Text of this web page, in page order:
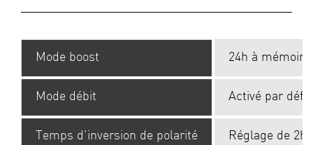
Mode boost 24h à mémoire
Mode débit Activé par
Temps d’inversion de polarité Réglage de 2h